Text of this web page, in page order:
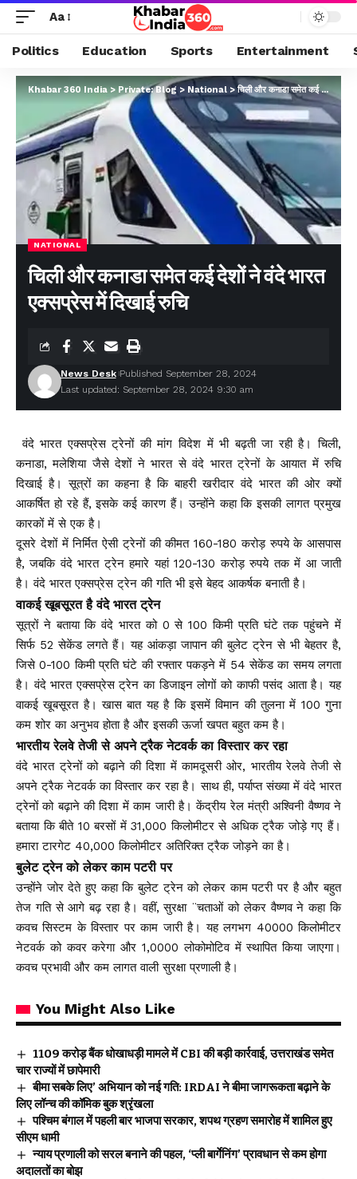
Aa
Politics Education Sports Entertainment
Khabar 360 India > Private: Blog > National >चिली और कनाडा समेत कई देशों ने वंदे भारत एक्सप्रेस में दिखाई रुचि
NATIONAL
चिली और कनाडा समेत कई देशों ने वंदे भारत
एक्सप्रेस में दिखाई रुचि
Last updated: September 28, 2024 9:30 am
News Desk Published September 28, 2024
वंदे भारत एक्सप्रेस ट्रेनों की मांग विदेश में भी बढ़ती जा रही है। चिली,
कनाडा, मलेशिया जैसे देशों ने भारत से वंदे भारत ट्रेनों के आयात में रुचि
दिखाई है। सूत्रों का कहना है कि बाहरी खरीदार वंदे भारत की ओर क्यों
आकर्षित हो रहे हैं, इसके कई कारण हैं। उन्होंने कहा कि इसकी लागत प्रमुख
कारकों में से एक है।
दूसरे देशों में निर्मित ऐसी ट्रेनों की कीमत 160-180 करोड़ रुपये के आसपास
है, जबकि वंदे भारत ट्रेन हमारे यहां 120-130 करोड़ रुपये तक में आ जाती
है। वंदे भारत एक्सप्रेस ट्रेन की गति भी इसे बेहद आकर्षक बनाती है।
वाकई खूबसूरत है वंदे भारत ट्रेन
सूत्रों ने बताया कि वंदे भारत को 0 से 100 किमी प्रति घंटे तक पहुंचने में
सिर्फ 52 सेकेंड लगते हैं। यह आंकड़ा जापान की बुलेट ट्रेन से भी बेहतर है,
जिसे 0-100 किमी प्रति घंटे की रफ्तार पकड़ने में 54 सेकेंड का समय लगता
है। वंदे भारत एक्सप्रेस ट्रेन का डिजाइन लोगों को काफी पसंद आता है। यह
वाकई खूबसूरत है। खास बात यह है कि इसमें विमान की तुलना में 100 गुना
कम शोर का अनुभव होता है और इसकी ऊर्जा खपत बहुत कम है।
भारतीय रेलवे तेजी से अपने ट्रैक नेटवर्क का विस्तार कर रहा
वंदे भारत ट्रेनों को बढ़ाने की दिशा में कामदूसरी ओर, भारतीय रेलवे तेजी से
अपने ट्रैक नेटवर्क का विस्तार कर रहा है। साथ ही, पर्याप्त संख्या में वंदे भारत
ट्रेनों को बढ़ाने की दिशा में काम जारी है। केंद्रीय रेल मंत्री अश्विनी वैष्णव ने
बताया कि बीते 10 बरसों में 31,000 किलोमीटर से अधिक ट्रैक जोड़े गए हैं।
हमारा टारगेट 40,000 किलोमीटर अतिरिक्त ट्रैक जोड़ने का है।
बुलेट ट्रेन को लेकर काम पटरी पर
उन्होंने जोर देते हुए कहा कि बुलेट ट्रेन को लेकर काम पटरी पर है और बहुत
तेज गति से आगे बढ़ रहा है। वहीं, सुरक्षा ¨चताओं को लेकर वैष्णव ने कहा कि
कवच सिस्टम के विस्तार पर काम जारी है। यह लगभग 40000 किलोमीटर
नेटवर्क को कवर करेगा और 1,0000 लोकोमोटिव में स्थापित किया जाएगा।
कवच प्रभावी और कम लागत वाली सुरक्षा प्रणाली है।
You Might Also Like
₹1109 करोड़ बैंक धोखाधड़ी मामले में CBI की बड़ी कार्रवाई, उत्तराखंड समेत
चार राज्यों में छापेमारी
बीमा सबके लिए’ अभियान को नई गति: IRDAI ने बीमा जागरूकता बढ़ाने के
लिए लॉन्च की कॉमिक बुक श्रृंखला
पश्चिम बंगाल में पहली बार भाजपा सरकार, शपथ ग्रहण समारोह में शामिल हुए
सीएम धामी
न्याय प्रणाली को सरल बनाने की पहल, ‘प्ली बार्गेनिंग’ प्रावधान से कम होगा
अदालतों का बोझ